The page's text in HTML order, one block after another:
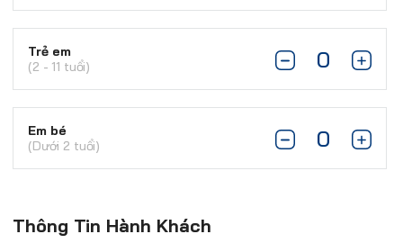
Trẻ em
(2 - 11 tuổi)
Em bé
(Dưới 2 tuổi)
Thông Tin Hành Khách